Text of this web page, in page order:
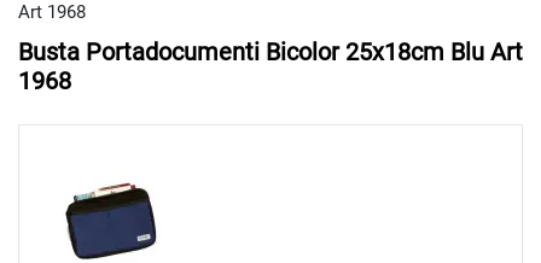
Art 1968
Busta Portadocumenti Bicolor 25x18cm Blu Art
1968